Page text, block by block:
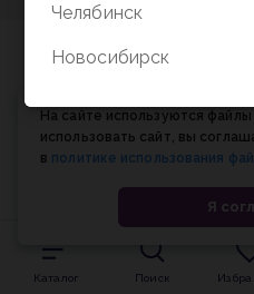
Каталог Поиск
На сайте используются
использовать сайт, вы
в политике использования
Я
Челябинск
Новосибирск